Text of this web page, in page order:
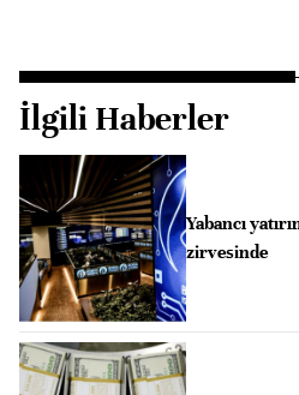
İlgili Haberler
Yabancı
zirvesinde